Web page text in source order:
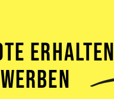
ERHALTEN